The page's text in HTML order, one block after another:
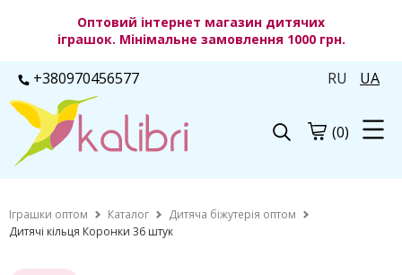
Оптовий інтернет магазин дитячих
іграшок. Мінімальне замовлення 1000 грн.
+380970456577 RU UA
(0)
Іграшки оптом Каталог
Дитяча біжутерія оптом
Дитячі кільця Коронки 36 штук